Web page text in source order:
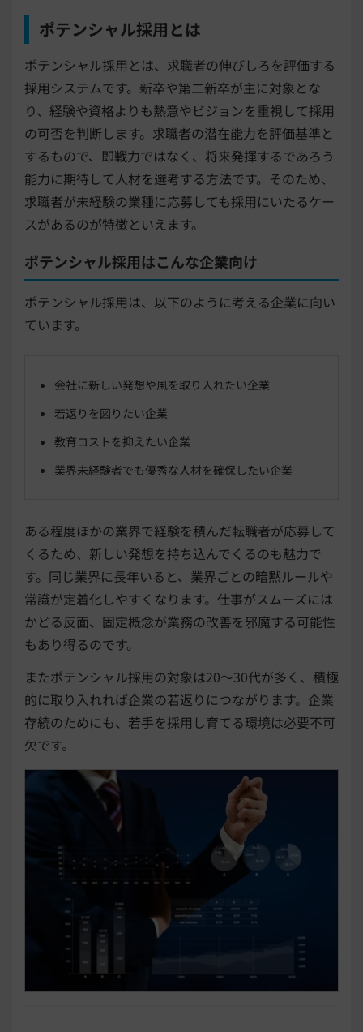
ポテンシャル採用とは
ポテンシャル採用とは、求職者の伸びしろを評価する
採用システムです。新卒や第二新卒が主に対象とな
り、経験や資格よりも熱意やビジョンを重視して採用
の可否を判断します。求職者の潜在能力を評価基準と
するもので、即戦力ではなく、将来発揮するであろう
能力に期待して人材を選考する方法です。そのため、
求職者が未経験の業種に応募しても採用にいたるケー
スがあるのが特徴といえます。
ポテンシャル採用はこんな企業向け
ポテンシャル採用は、以下のように考える企業に向い
ています。
会社に新しい発想や風を取り入れたい企業
若返りを図りたい企業
教育コストを抑えたい企業
業界未経験者でも優秀な人材を確保したい企業
ある程度ほかの業界で経験を積んだ転職者が応募して
くるため、新しい発想を持ち込んでくるのも魅力で
す。同じ業界に長年いると、業界ごとの暗黙ルールや
常識が定着化しやすくなります。仕事がスムーズには
かどる反面、固定概念が業務の改善を邪魔する可能性
もあり得るのです。
またポテンシャル採用の対象は20〜30代が多く、積極
的に取り入れれば企業の若返りにつながります。企業
存続のためにも、若手を採用し育てる環境は必要不可
欠です。